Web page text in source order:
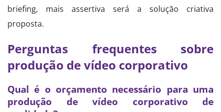
briefing, mais assertiva será a solução criativa
proposta.
Perguntas frequentes sobre
produção de vídeo corporativo
Qual é o orçamento necessário para uma
produção de vídeo corporativo de